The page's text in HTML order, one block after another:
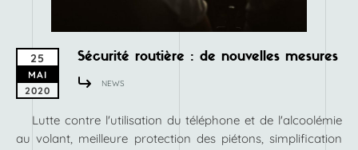
25
MAI
2020
Sécurité routière : de nouvelles mesures
NEWS
Lutte contre l'utilisation du téléphone et de l'alcoolémie
au volant, meilleure protection des piétons, simplification